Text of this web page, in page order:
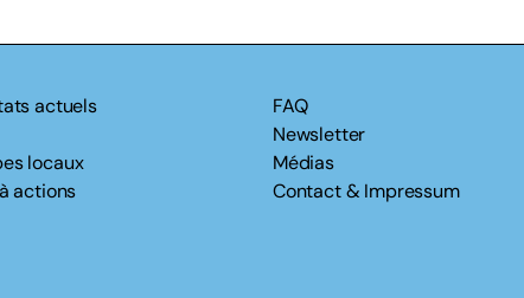
actuels
locaux
actions
FAQ
Newsletter
Médias
Contact & Impressum